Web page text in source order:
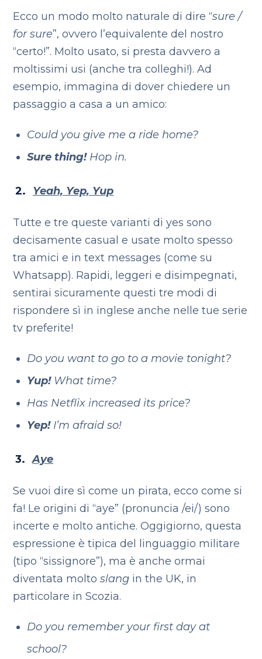
Ecco un modo molto naturale di dire “sure /
for sure”, ovvero l’equivalente del nostro
“certo!”. Molto usato, si presta davvero a
moltissimi usi (anche tra colleghi!). Ad
esempio, immagina di dover chiedere un
passaggio a casa a un amico:
Could you give me a ride home?
Sure thing!Hop in.
Yeah, Yep, Yup
Tutte e tre queste varianti di yes sono
decisamente casual e usate molto spesso
tra amici e in text messages (come su
Whatsapp). Rapidi, leggeri e disimpegnati,
sentirai sicuramente questi tre modi di
rispondere sì in inglese anche nelle tue serie
tv preferite!
Do you want to go to a movie tonight?
Yup! What time?
Has Netflix increased its price?
Yep!I’m afraid so!
Aye
Se vuoi dire sì come un pirata, ecco come si
fa! Le origini di “aye” (pronuncia /ei/) sono
incerte e molto antiche. Oggigiorno, questa
espressione è tipica del linguaggio militare
(tipo “sissignore”), ma è anche ormai
diventata moltoslang in the UK, in
particolare in Scozia.
Do you remember your first day at
school?